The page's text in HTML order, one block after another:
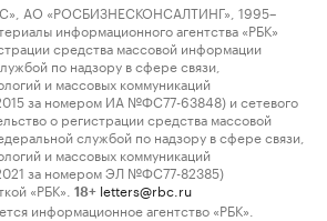
АО «РОСБИЗНЕСКОНСАЛТИНГ», 1995–
информационного агентства «РБК»
средства массовой информации
по надзору в сфере связи,
и массовых коммуникаций
за номером ИА №ФС77-63848) и сетевого
о регистрации средства массовой
службой по надзору в сфере связи,
и массовых коммуникаций
за номером ЭЛ №ФС77-82385)
«РБК».
18+ letters@rbc.ru
информационное агентство «РБК».